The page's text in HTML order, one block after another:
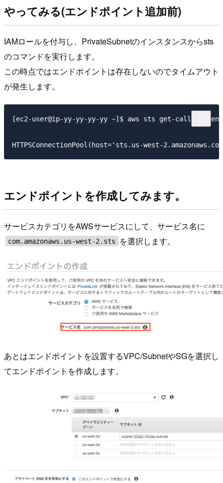
やってみる(エンドポイント追加前)
IAMロールを付与し、PrivateSubnetのインスタンスからsts
のコマンドを実行します。
この時点ではエンドポイントは存在しないのでタイムアウト
が発生します。
[ec2-user@ip-yy-yy-yy-yy ~]$ aws sts get-caller-
エンドポイントを作成してみます。
サービスカテゴリをAWSサービスにして、サービス名に
com.amazonaws.us-west-2.sts を選択します。
あとはエンドポイントを設置するVPC/SubnetやSGを選択し
てエンドポイントを作成します。